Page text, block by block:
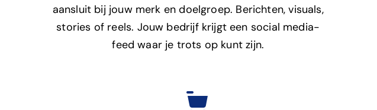
aansluit bij jouw merk en doelgroep. Berichten, visuals,
stories of reels. Jouw bedrijf krijgt een social media-
feed waar je trots op kunt zijn.